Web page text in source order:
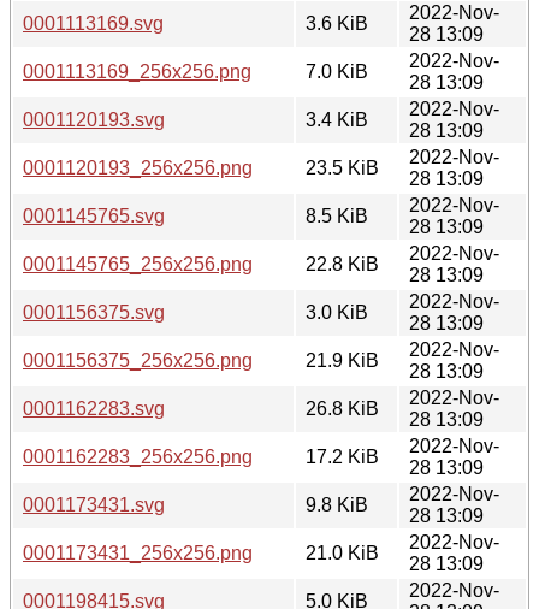
0001113169.svg
3.6 KiB
2022-Nov-
28 13:09
0001113169_256x256.png
7.0 KiB
2022-Nov-
28 13:09
0001120193.svg
3.4 KiB
2022-Nov-
28 13:09
0001120193_256x256.png
23.5 KiB
2022-Nov-
28 13:09
0001145765.svg
8.5 KiB
2022-Nov-
28 13:09
0001145765_256x256.png
22.8 KiB
2022-Nov-
28 13:09
0001156375.svg
3.0 KiB
2022-Nov-
28 13:09
0001156375_256x256.png
21.9 KiB
2022-Nov-
28 13:09
0001162283.svg
26.8 KiB
2022-Nov-
28 13:09
0001162283_256x256.png
17.2 KiB
2022-Nov-
28 13:09
0001173431.svg
9.8 KiB
2022-Nov-
28 13:09
0001173431_256x256.png
21.0 KiB
2022-Nov-
28 13:09
0001198415.svg
5.0 KiB
2022-Nov-